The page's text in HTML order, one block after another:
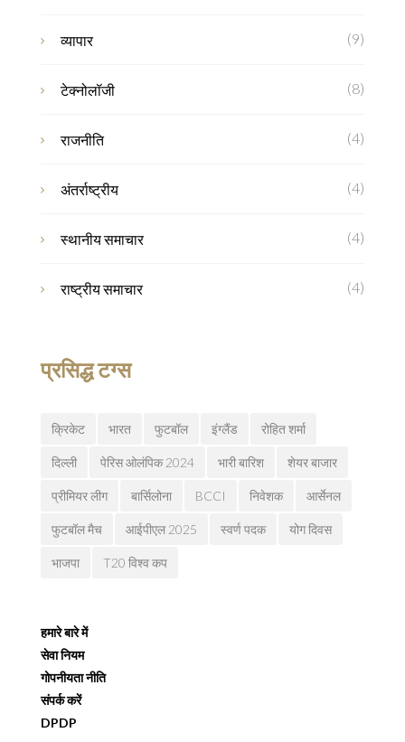
व्यापार (9)
टेक्नोलॉजी (8)
राजनीति (4)
अंतर्राष्ट्रीय (4)
स्थानीय समाचार (4)
राष्ट्रीय समाचार (4)
प्रसिद्ध टग्स
क्रिकेट भारत फुटबॉल इंग्लैंड रोहित शर्मा
दिल्ली पेरिस ओलंपिक 2024 भारी बारिश शेयर बाजार
प्रीमियर लीग बार्सिलोना BCCI निवेशक आर्सेनल
फुटबॉल मैच आईपीएल 2025 स्वर्ण पदक योग दिवस
भाजपा T20 विश्व कप
हमारे बारे में
सेवा नियम
गोपनीयता नीति
संपर्क करें
DPDP